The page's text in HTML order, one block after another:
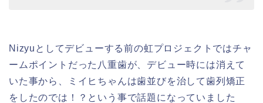
Nizyuとしてデビューする前の虹プロジェクトではチャ
ームポイントだった八重歯が、デビュー時には消えて
いた事から、ミイヒちゃんは歯並びを治して歯列矯正
をしたのでは！？という事で話題になっていました